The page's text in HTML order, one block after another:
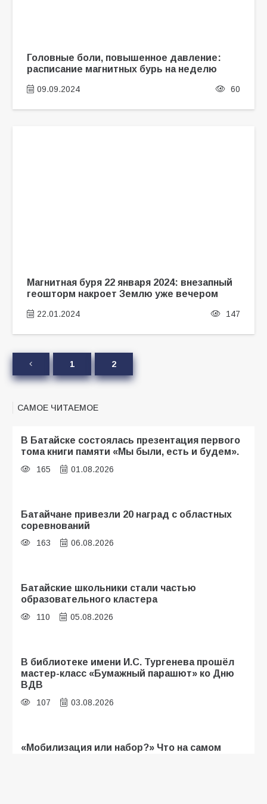
Головные боли, повышенное давление:
расписание магнитных бурь на неделю
09.09.2024 60
Магнитная буря 22 января 2024: внезапный
геошторм накроет Землю уже вечером
22.01.2024 147
1 2
САМОЕ ЧИТАЕМОЕ
В Батайске состоялась презентация первого
тома книги памяти «Мы были, есть и будем».
165 01.08.2026
Батайчане привезли 20 наград с областных
соревнований
163 06.08.2026
Батайские школьники стали частью
образовательного кластера
110 05.08.2026
В библиотеке имени И.С. Тургенева прошёл
мастер-класс «Бумажный парашют» ко Дню
ВДВ
107 03.08.2026
«Мобилизация или набор?» Что на самом